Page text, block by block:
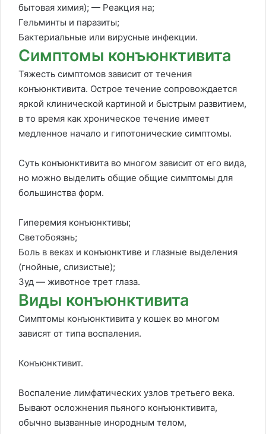
бытовая химия); — Реакция на;
Гельминты и паразиты;
Бактериальные или вирусные инфекции.
Симптомы конъюнктивита
Тяжесть симптомов зависит от течения
конъюнктивита. Острое течение сопровождается
яркой клинической картиной и быстрым развитием,
в то время как хроническое течение имеет
медленное начало и гипотонические симптомы.
Суть конъюнктивита во многом зависит от его вида,
но можно выделить общие общие симптомы для
большинства форм.
Гиперемия конъюнктивы;
Светобоязнь;
Боль в веках и конъюнктиве и глазные выделения
(гнойные, слизистые);
Зуд — животное трет глаза.
Виды конъюнктивита
Симптомы конъюнктивита у кошек во многом
зависят от типа воспаления.
Конъюнктивит.
Воспаление лимфатических узлов третьего века.
Бывают осложнения пьяного конъюнктивита,
обычно вызванные инородным телом,